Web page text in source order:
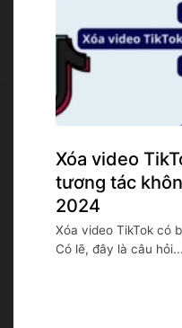
Xóa video
tương tác
2024
Xóa video TikTok có
Có lẽ, đây là câu hỏi...